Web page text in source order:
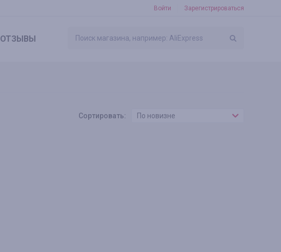
Войти Зарегистрироваться
ОТЗЫВЫ
Сортировать: По новизне